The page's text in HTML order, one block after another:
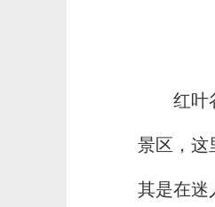
红叶
景区，这
其是在迷